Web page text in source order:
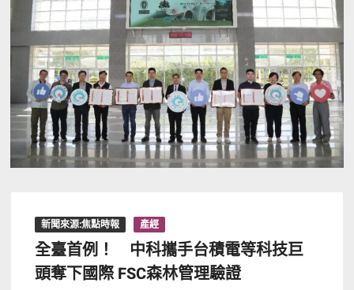
新聞來源:焦點時報 產經
全臺首例！ 中科攜手台積電等科技巨
頭奪下國際 FSC森林管理驗證